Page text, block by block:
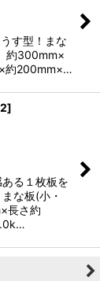
す型！まな
約300mm×
約200mm×…
]
る１枚板を
な板(小・
長さ約